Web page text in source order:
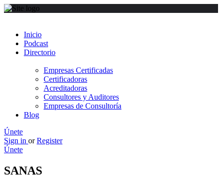
Inicio
Podcast
Directorio
Empresas Certificadas
Certificadoras
Acreditadoras
Consultores y Auditores
Empresas de Consultoría
Blog
Únete
Sign in or Register
Únete
SANAS